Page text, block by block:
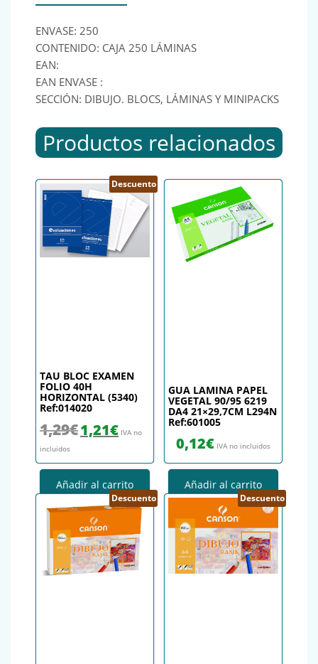
ENVASE: 250
CONTENIDO: CAJA 250 LÁMINAS
EAN:
EAN ENVASE :
SECCIÓN: DIBUJO. BLOCS, LÁMINAS Y MINIPACKS
Productos relacionados
Descuento
TAU BLOC EXAMEN
FOLIO 40H
HORIZONTAL (5340)
Ref:014020
1,29€ El precio original era: 1,29€.
1,21€El precio actual es: 1,21€.
IVA no
incluidos
Añadir al carrito
GUA LAMINA PAPEL
VEGETAL 90/95 6219
DA4 21×29,7CM L294N
Ref:601005
0,12€ IVA no incluidos
Añadir al carrito
Descuento Descuento